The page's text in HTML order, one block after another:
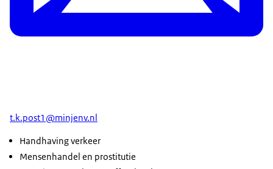
t.k.post1@minjenv.nl
Handhaving verkeer
Mensenhandel en prostitutie